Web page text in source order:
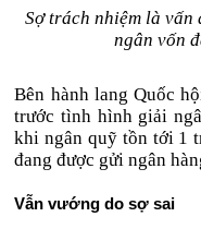
Sợ trách nhiệm là
ngân vốn
Bên hành lang Quốc
trước tình hình giải
khi ngân quỹ tồn tới 1
đang được gửi ngân
Vẫn vướng do sợ sai